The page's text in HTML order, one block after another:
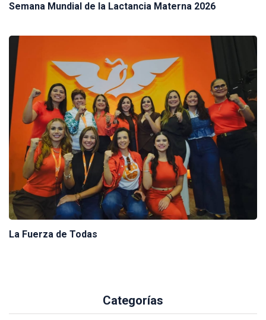
Semana Mundial de la Lactancia Materna 2026
La Fuerza de Todas
Categorías